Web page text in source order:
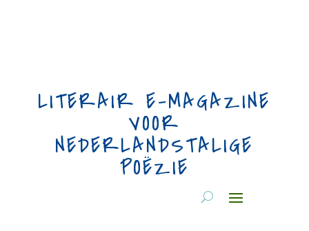
LITERAIR E-MAGAZINE
VOOR
NEDERLANDSTALIGE
POËZIE